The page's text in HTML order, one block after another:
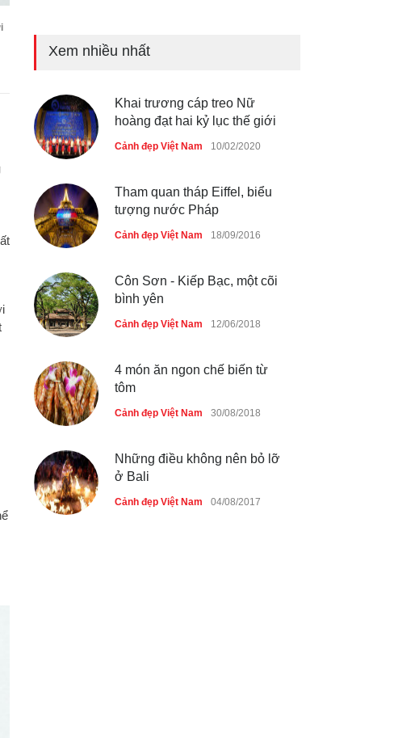
du lịch quốc gia
Những món ăn đồng quê dân
dã ở Sài Gòn
Cảnh đẹp Việt Nam 25/04/2020
Xem nhiều nhất
Khai trương cáp treo Nữ
hoàng đạt hai kỷ lục thế giới
Cảnh đẹp Việt Nam 10/02/2020
Tham quan tháp Eiffel, biểu
tượng nước Pháp
Cảnh đẹp Việt Nam 18/09/2016
Côn Sơn - Kiếp Bạc, một cõi
bình yên
Cảnh đẹp Việt Nam 12/06/2018
4 món ăn ngon chế biến từ
tôm
Cảnh đẹp Việt Nam 30/08/2018
Những điều không nên bỏ lỡ
ở Bali
Cảnh đẹp Việt Nam 04/08/2017